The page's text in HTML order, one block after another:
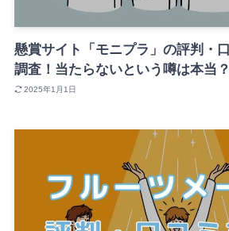
懸賞サイト「モニプラ」の評判・
調査！当たらないという噂は本当？
2025年1月1日